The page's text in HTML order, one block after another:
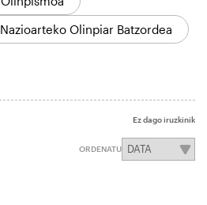
Nazioarteko Olinpiar Batzordea
Ez dago iruzkinik
ORDENATU